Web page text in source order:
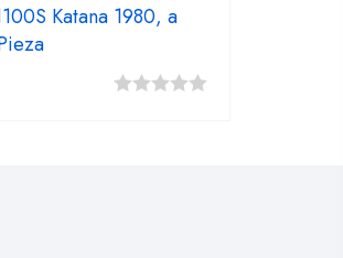
Katana 1980, a